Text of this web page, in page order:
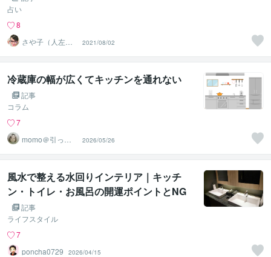
占い
8
さや子（人左綾
星）
2021/08/02
冷蔵庫の幅が広くてキッチンを通れない
記事
コラム
7
momo＠引っ越
2026/05/26
風水で整える水回りインテリア｜キッチ
ン・トイレ・お風呂の開運ポイントとNG
例を解説
記事
ライフスタイル
7
poncha0729
2026/04/15